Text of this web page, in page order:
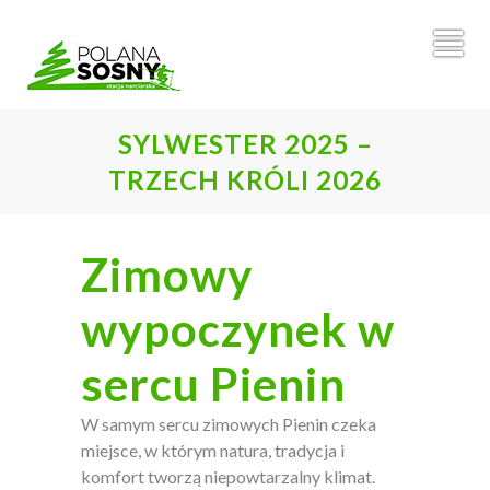
SYLWESTER 2025 –
TRZECH KRÓLI 2026
Zimowy
wypoczynek w
sercu Pienin
W samym sercu zimowych Pienin czeka
miejsce, w którym natura, tradycja i
komfort tworzą niepowtarzalny klimat.